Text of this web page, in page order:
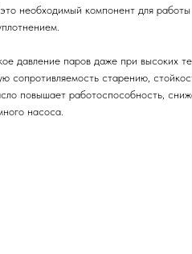
необходимый компонент для работы
давление паров даже при высоких
сопротивляемость старению,
повышает работоспособность,
насоса.